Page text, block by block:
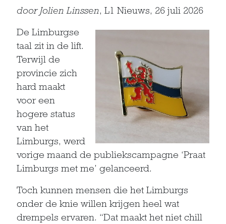
door Jolien Linssen, L1 Nieuws, 26 juli 2026
De Limburgse
taal zit in de lift.
Terwijl de
provincie zich
hard maakt
voor een
hogere status
van het
Limburgs, werd
vorige maand de publiekscampagne ‘Praat
Limburgs met me’ gelanceerd.
Toch kunnen mensen die het Limburgs
onder de knie willen krijgen heel wat
drempels ervaren. “Dat maakt het niet chill